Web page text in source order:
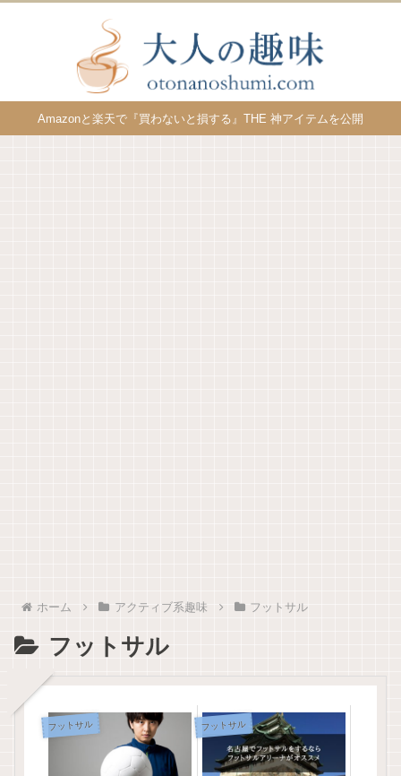
Amazonと楽天で『買わないと損する』THE 神アイテムを公開
ホーム アクティブ系趣味 フットサル
フットサル
フットサル フットサル